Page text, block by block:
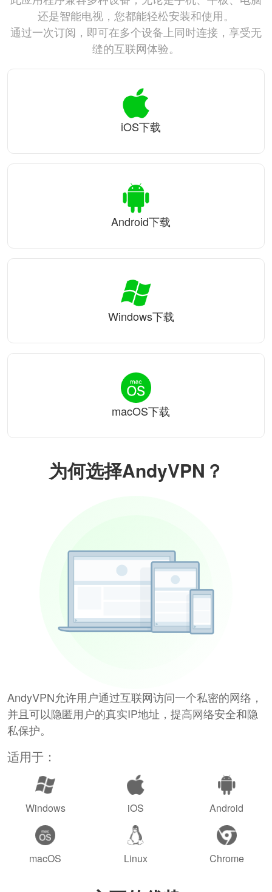
为何选择AndyVPN？
AndyVPN允许用户通过互联网访问一个私密的网络，
并且可以隐匿用户的真实IP地址，提高网络安全和隐
私保护。
适用于：
Windows iOS Android
macOS Linux Chrome
还是智能电视，您都能轻松安装和使用。
通过一次订阅，即可在多个设备上同时连接，享受无
缝的互联网体验。
iOS下载
Android下载
Windows下载
macOS下载